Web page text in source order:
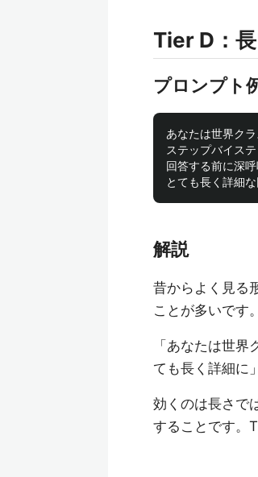
Tier D：
プロンプト
あなたは世界ク
ステップバイス
回答する前に深
解説
昔からよく見る
ことが多いです
「あなたは世
ても長く詳細に
効くのは長さで
することです。